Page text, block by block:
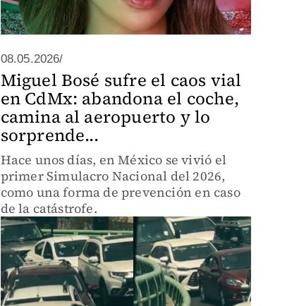
08.05.2026/
Miguel Bosé sufre el caos vial
en CdMx: abandona el coche,
camina al aeropuerto y lo
sorprende...
Hace unos días, en México se vivió el
primer Simulacro Nacional del 2026,
como una forma de prevención en caso
de la catástrofe.